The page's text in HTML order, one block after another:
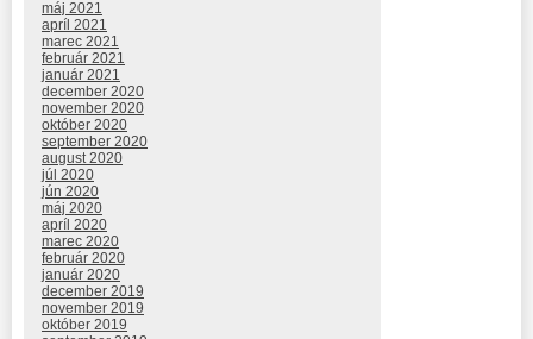
máj 2021
apríl 2021
marec 2021
február 2021
január 2021
december 2020
november 2020
október 2020
september 2020
august 2020
júl 2020
jún 2020
máj 2020
apríl 2020
marec 2020
február 2020
január 2020
december 2019
november 2019
október 2019